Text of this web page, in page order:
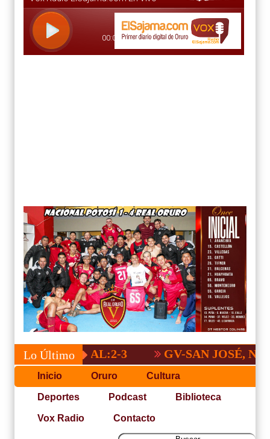
Lo Último
NACIONAL:2-3 GV-SAN JOSÉ, NO PUDO
Inicio Oruro Cultura
Deportes Podcast Biblioteca
Vox Radio Contacto